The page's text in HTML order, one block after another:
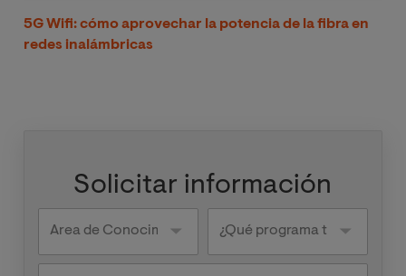
5G Wifi: cómo aprovechar la potencia de la fibra en
redes inalámbricas
Solicitar información
programa
te